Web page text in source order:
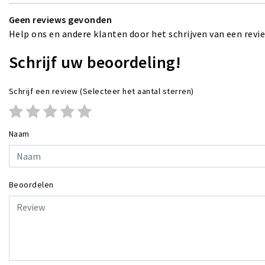
Geen reviews gevonden
Help ons en andere klanten door het schrijven van een
Schrijf uw beoordeling!
Schrijf een review (Selecteer het aantal sterren)
Naam
Beoordelen